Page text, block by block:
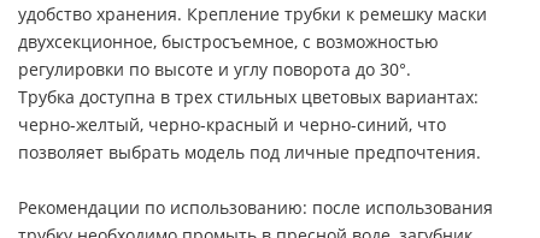
удобство хранения. Крепление трубки к ремешку маски
двухсекционное, быстросъемное, с возможностью
регулировки по высоте и углу поворота до 30°.
Трубка доступна в трех стильных цветовых вариантах:
черно-желтый, черно-красный и черно-синий, что
позволяет выбрать модель под личные предпочтения.
Рекомендации по использованию: после использования